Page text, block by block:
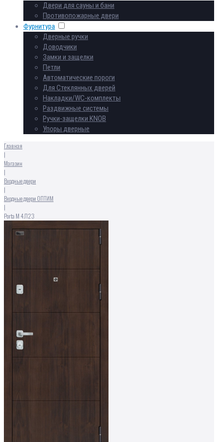
Двери для сауны и бани
Противопожарные двери
Фурнитура
Дверные ручки
Доводчики
Замки и защелки
Петли
Автоматические пороги
Для Стеклянных дверей
Накладки/WC-комплекты
Раздвижные системы
Ручки-защелки KNOB
Упоры дверные
Главная
|
Магазин
|
Входные двери
|
Входные двери ОПТИМ
|
Porta M 4.П23